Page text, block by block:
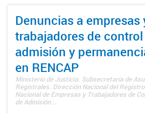
Denuncias a empresas
trabajadores de
admisión y
en RENCAP
Ministerio de Justicia. Subsecretaría de
Registrales. Dirección Nacional del Registro
Nacional de Empresas y Trabajadores de
de Admisión...